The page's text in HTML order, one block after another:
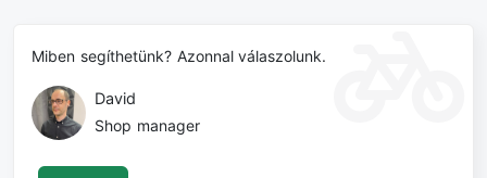
Miben segíthetünk? Azonnal válaszolunk.
David
Shop manager